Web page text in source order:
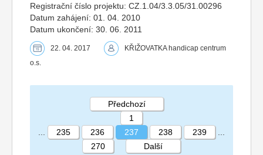
Registrační číslo projektu: CZ.1.04/3.3.05/31.00296
Datum zahájení: 01. 04. 2010
Datum ukončení: 30. 06. 2011
22. 04. 2017
KŘIŽOVATKA handicap centrum
o.s.
STRÁNKA 237 270
Předchozí
1
235 236 237 238 239
270
Další